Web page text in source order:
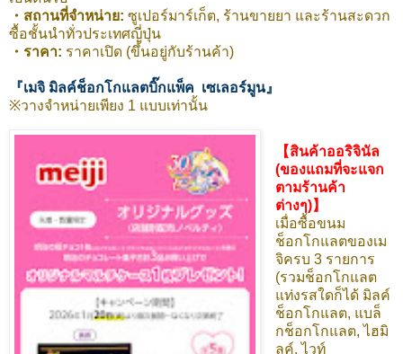
・สถานที่จำหน่าย: ซูเปอร์มาร์เก็ต, ร้านขายยา และร้านสะดวก
ซื้อชั้นนำทั่วประเทศญี่ปุ่น
・ราคา: ราคาเปิด (ขึ้นอยู่กับร้านค้า)
『เมจิ มิลค์ช็อกโกแลตบิ๊กแพ็ค เซเลอร์มูน』
※วางจำหน่ายเพียง 1 แบบเท่านั้น
【สินค้าออริจินัล
(ของแถมที่จะแจก
ตามร้านค้า
ต่างๆ)】
เมื่อซื้อขนม
ช็อกโกแลตของเม
จิครบ 3 รายการ
(รวมช็อกโกแลต
แท่งรสใดก็ได้ มิลค์
ช็อกโกแลต, แบล็
กช็อกโกแลต, ไฮมิ
ลค์, ไวท์